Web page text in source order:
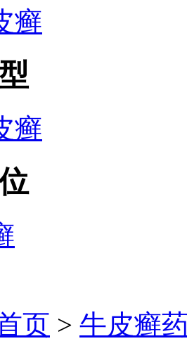
癣
癣
页 > 牛皮癣